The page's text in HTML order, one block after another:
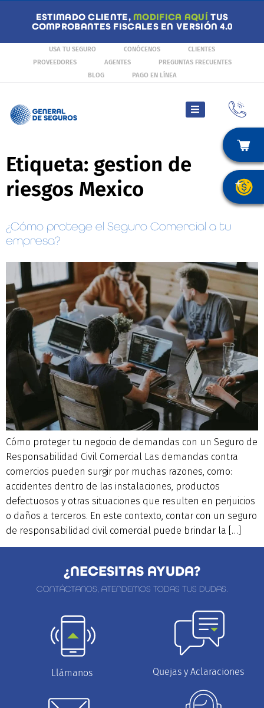
ESTIMADO CLIENTE, MODIFICA AQUÍ TUS
COMPROBANTES FISCALES EN VERSIÓN 4.0
USA TU SEGURO CONÓCENOS
CLIENTES
PROVEEDORES
AGENTES
PREGUNTAS FRECUENTES
BLOG
PAGO EN LÍNEA
Etiqueta: gestion de
riesgos Mexico
¿Cómo protege el Seguro Comercial a tu
empresa?
Cómo proteger tu negocio de demandas con un Seguro de
Responsabilidad Civil Comercial Las demandas contra
comercios pueden surgir por muchas razones, como:
accidentes dentro de las instalaciones, productos
defectuosos y otras situaciones que resulten en perjuicios
o daños a terceros. En este contexto, contar con un seguro
de responsabilidad civil comercial puede brindar la […]
¿NECESITAS AYUDA?
CONTÁCTANOS, ATENDEMOS TODAS TUS DUDAS.
Llámanos Quejas y Aclaraciones